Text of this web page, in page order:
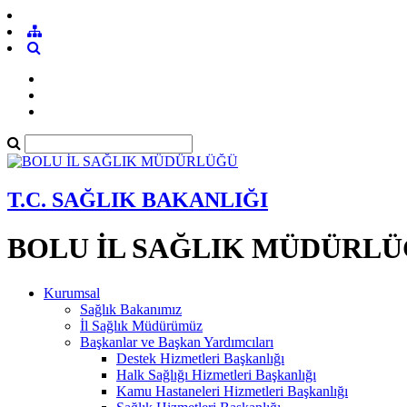
T.C. SAĞLIK BAKANLIĞI
BOLU İL SAĞLIK
Kurumsal
Sağlık Bakanımız
İl Sağlık Müdürümüz
Başkanlar ve Başkan Yardımcıları
Destek Hizmetleri Başkanlığı
Halk Sağlığı Hizmetleri Başkanlığı
Kamu Hastaneleri Hizmetleri Başkanlığı